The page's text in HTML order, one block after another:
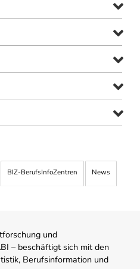
BIZ-BerufsInfoZentren News
und
– beschäftigt sich mit den
Berufsinformation und